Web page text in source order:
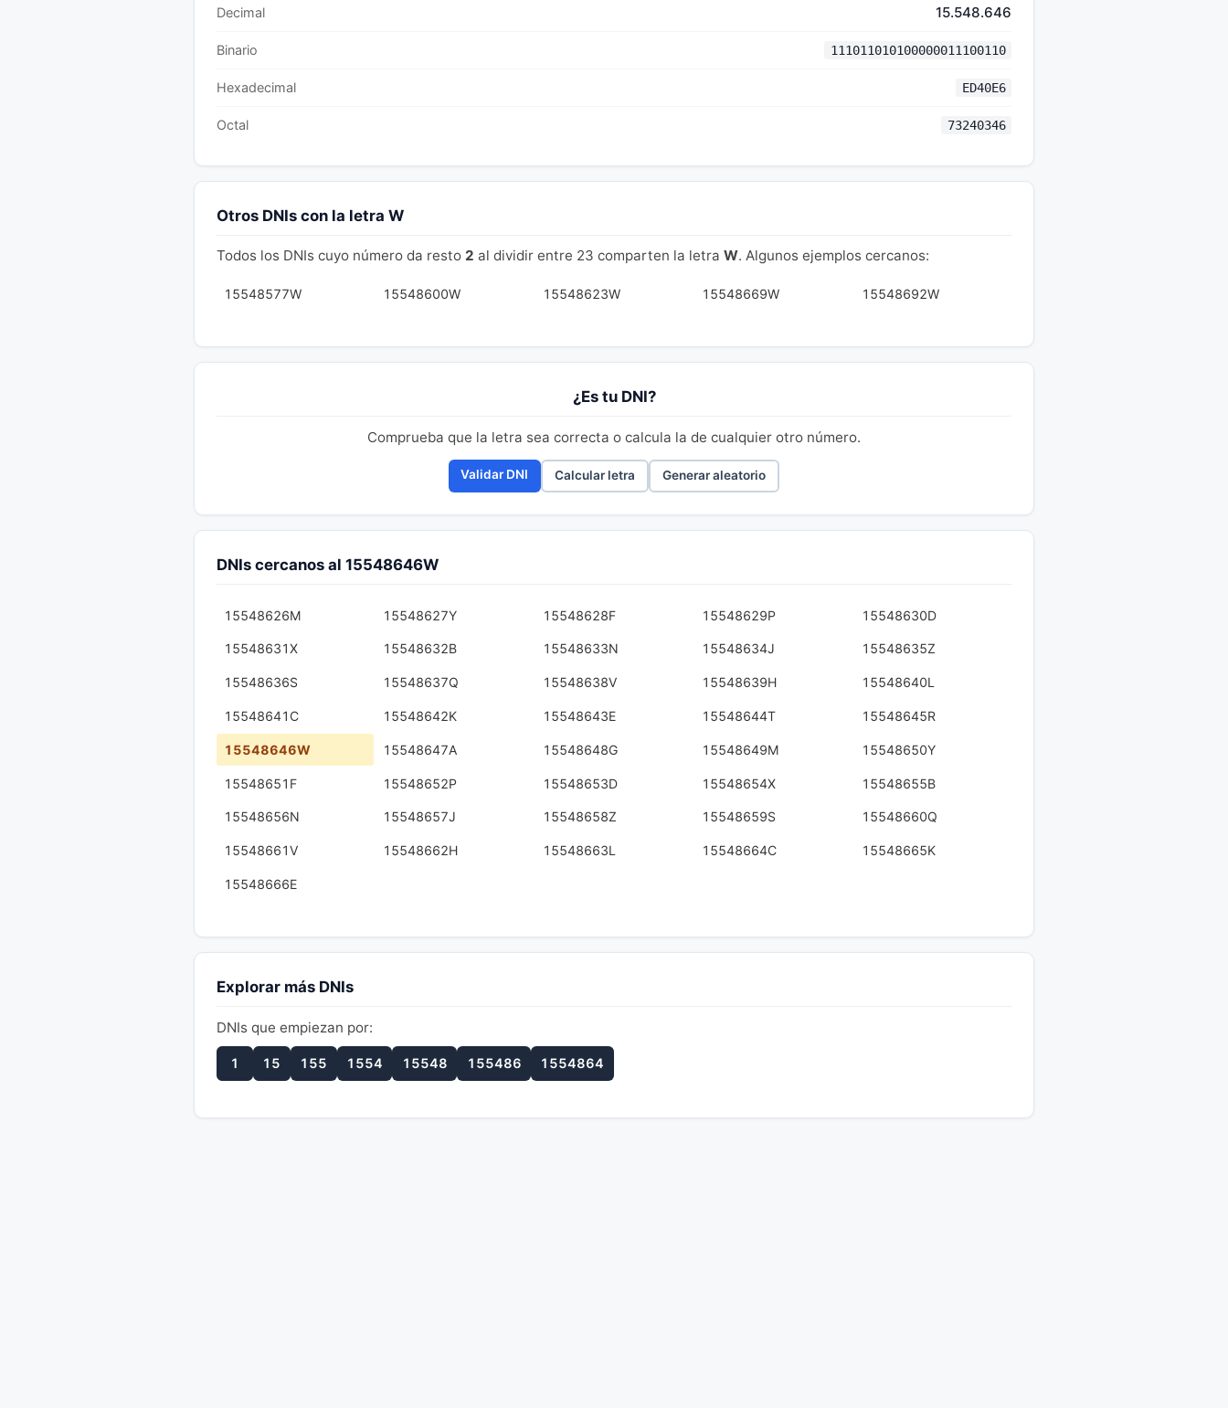
Decimal 15.548.646
Binario 111011010100000011100110
Hexadecimal ED40E6
Octal 73240346
Otros DNIs con la letra W
Todos los DNIs cuyo número da resto 2 al dividir entre 23 comparten la letra W. Algunos ejemplos cercanos:
15548577W 15548600W 15548623W 15548669W 15548692W
¿Es tu DNI?
Comprueba que la letra sea correcta o calcula la de cualquier otro número.
Validar DNI Calcular letra Generar aleatorio
DNIs cercanos al 15548646W
15548626M 15548627Y 15548628F 15548629P 15548630D
15548631X 15548632B 15548633N 15548634J 15548635Z
15548636S 15548637Q 15548638V 15548639H 15548640L
15548641C 15548642K 15548643E 15548644T 15548645R
15548646W 15548647A 15548648G 15548649M 15548650Y
15548651F 15548652P 15548653D 15548654X 15548655B
15548656N 15548657J 15548658Z 15548659S 15548660Q
15548661V 15548662H 15548663L 15548664C 15548665K
15548666E
Explorar más DNIs
DNIs que empiezan por:
1 15 155 1554 15548 155486 1554864